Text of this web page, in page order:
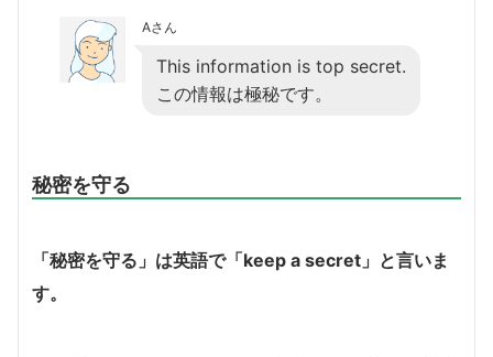
Aさん
This information is top secret.
この情報は極秘です。
秘密を守る
「秘密を守る」は英語で「keep a secret」と言いま
す。